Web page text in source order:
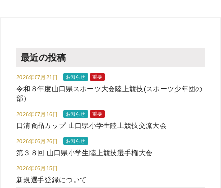
最近の投稿
2026年07月21日 お知らせ 重要
令和８年度山口県スポーツ大会陸上競技(スポーツ少年団の
部）
2026年07月16日 お知らせ 重要
日清食品カップ 山口県小学生陸上競技交流大会
2026年06月26日 お知らせ
第３８回 山口県小学生陸上競技選手権大会
2026年06月15日
新規選手登録について